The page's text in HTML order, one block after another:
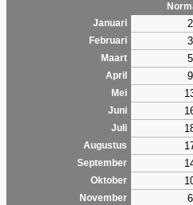
Januari
Februari
Maart
April
Mei
Juni
Juli
Augustus
September
Oktober
November